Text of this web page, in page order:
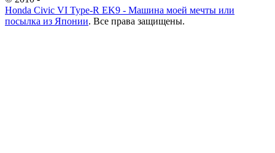
Honda Civic VI Type-R EK9 - Машина моей мечты или
посылка из Японии. Все права защищены.